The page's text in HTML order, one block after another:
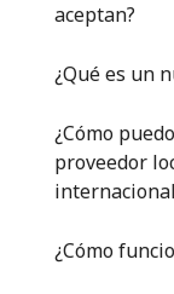
aceptan?
¿Qué es un
¿Cómo
proveedor
¿Cómo